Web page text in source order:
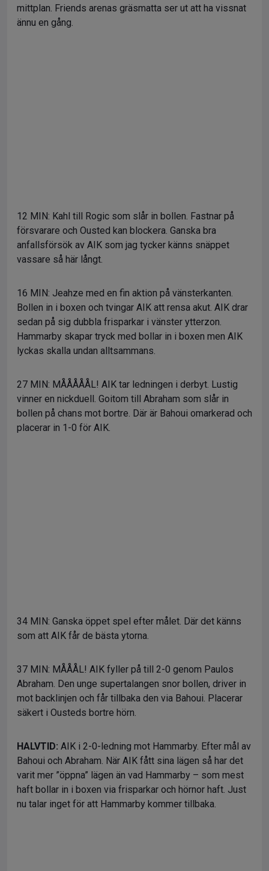
mittplan. Friends arenas gräsmatta ser ut att ha vissnat
ännu en gång.
12 MIN: Kahl till Rogic som slår in bollen. Fastnar på
försvarare och Ousted kan blockera. Ganska bra
anfallsförsök av AIK som jag tycker känns snäppet
vassare så här långt.
16 MIN: Jeahze med en fin aktion på vänsterkanten.
Bollen in i boxen och tvingar AIK att rensa akut. AIK drar
sedan på sig dubbla frisparkar i vänster ytterzon.
Hammarby skapar tryck med bollar in i boxen men AIK
lyckas skalla undan alltsammans.
27 MIN: MÅÅÅÅÅL! AIK tar ledningen i derbyt. Lustig
vinner en nickduell. Goitom till Abraham som slår in
bollen på chans mot bortre. Där är Bahoui omarkerad och
placerar in 1-0 för AIK.
34 MIN: Ganska öppet spel efter målet. Där det känns
som att AIK får de bästa ytorna.
37 MIN: MÅÅÅL! AIK fyller på till 2-0 genom Paulos
Abraham. Den unge supertalangen snor bollen, driver in
mot backlinjen och får tillbaka den via Bahoui. Placerar
säkert i Ousteds bortre hörn.
HALVTID: AIK i 2-0-ledning mot Hammarby. Efter mål av
Bahoui och Abraham. När AIK fått sina lägen så har det
varit mer ”öppna” lägen än vad Hammarby – som mest
haft bollar in i boxen via frisparkar och hörnor haft. Just
nu talar inget för att Hammarby kommer tillbaka.